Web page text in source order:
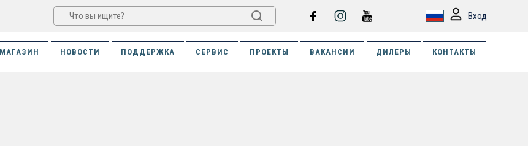
Вход
МАГАЗИН НОВОСТИ ПОДДЕРЖКА СЕРВИС ПРОЕКТЫ ВАКАНСИИ ДИЛЕРЫ КОНТАКТЫ